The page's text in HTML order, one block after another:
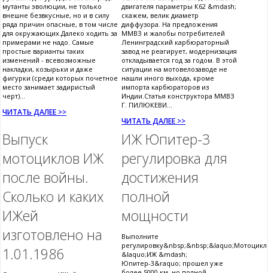
мутанты эволюции, не только
внешне безвкусные, но и в силу
ряда причин опасные, в том числе
для окружающих.Далеко ходить за
примерами не надо. Самые
простые варианты таких
изменений - всевозможные
накладки, козырьки и даже
фигурки (среди которых почетное
место занимает задиристый
черт)...
ЧИТАТЬ ДАЛЕЕ >>
двигателя параметры К62 &mdash;
скажем, велик диаметр
диффузора. На предложения
ММВЗ и жалобы потребителей
Ленинградский карбюраторный
завод не реагирует, модернизация
откладывается год за годом. В этой
ситуации на мотовелозаводе не
нашли иного выхода, кроме
импорта карбюраторов из
Индии.Статья конструктора ММВЗ
Г. ПИЛЮКЕВИ...
ЧИТАТЬ ДАЛЕЕ >>
Выпуск
мотоциклов ИЖ
после войны.
Сколько и каких
ИЖей
изготовлено на
1.01.1986
ИЖ Юпитер-3
регулировка для
достижения
полной
мощности
Выполните
регулировку&nbsp;&nbsp;&laquo;Мотоцикл
&laquo;ИЖ &mdash;
Юпитер-3&raquo; прошел уже